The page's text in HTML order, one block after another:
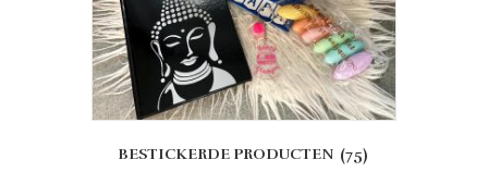
BESTICKERDE PRODUCTEN (75)